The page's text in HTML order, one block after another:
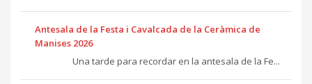
Antesala de la Festa i Cavalcada de la Ceràmica de
Manises 2026
Una tarde para recordar en la antesala de la Fe...